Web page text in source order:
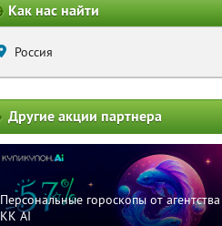
Как нас найти
Россия
Другие акции партнера
Персональные гороскопы от агентства
KK AI